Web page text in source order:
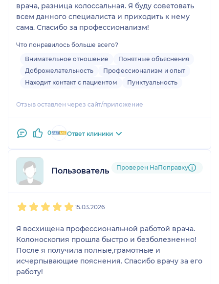
врача, разница колоссальная. Я буду советовать
всем данного специалиста и приходить к нему
сама. Спасибо за профессионализм!
Что понравилось больше всего?
Внимательное отношение
Понятные объяснения
Доброжелательность
Профессионализм и опыт
Находит контакт с пациентом
Пунктуальность
Отзыв оставлен через сайт/приложение
0 Ответ клиники
Пользователь НаПоправку
Проверен НаПоправку
15.03.2026
Я восхищена профессиональной работой врача.
Колоноскопия прошла быстро и безболезненно!
После я получила полные,грамотные и
исчерпывающие пояснения. Спасибо врачу за его
работу!